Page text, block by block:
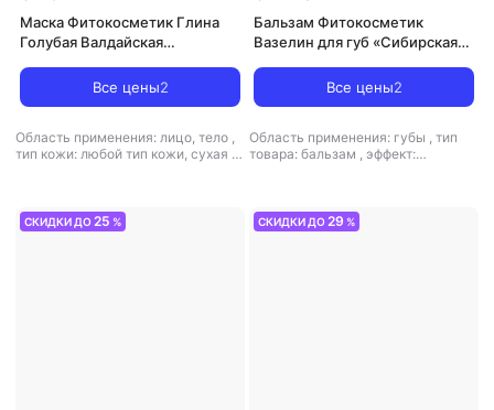
Маска Фитокосметик Глина
Голубая Валдайская
Все цены2
Область применения: лицо, тело ,
тип кожи: любой тип кожи, сухая ,
Бальзам Фитокосметик
Вазелин для губ «Сибирская
Все цены2
Область применения: губы , тип
товара: бальзам , эффект:
СКИДКИ ДО25 % СКИДКИ ДО29 %